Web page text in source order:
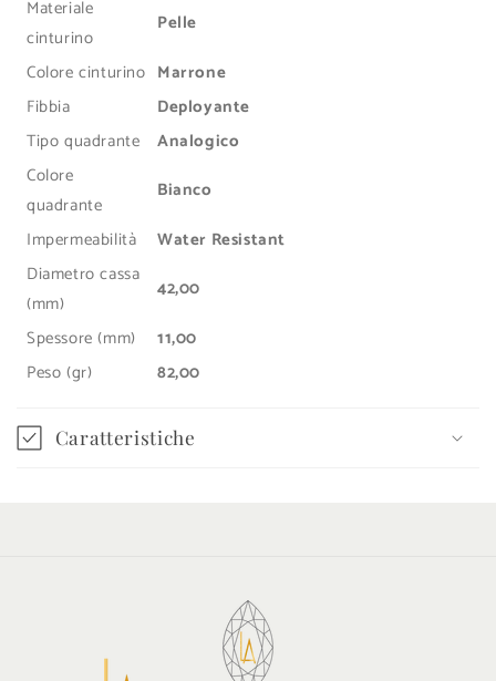
Materiale
cinturino
Pelle
Colore cinturino Marrone
Fibbia
Deployante
Tipo quadrante
Analogico
Colore
quadrante
Bianco
Impermeabilità
Water Resistant
Diametro cassa
(mm)
42,00
Spessore (mm)
11,00
Peso (gr)
82,00
Caratteristiche